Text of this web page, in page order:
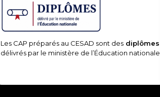
Les CAP préparés au CESAD sont des diplômes
délivrés par le ministère de l’Éducation nationale